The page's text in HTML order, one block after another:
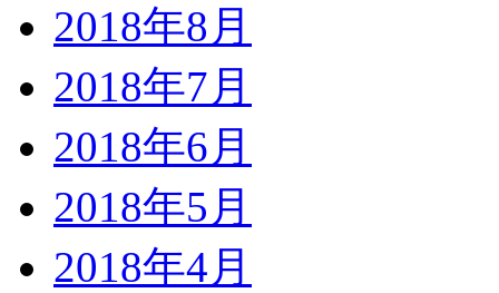
2018年8月
2018年7月
2018年6月
2018年5月
2018年4月